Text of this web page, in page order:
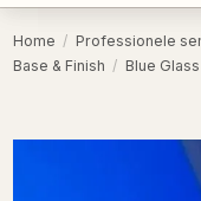
Home
Professionele
Base & Finish
Blue